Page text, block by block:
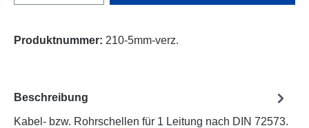
Produktnummer: 210-5mm-verz.
Beschreibung
Kabel- bzw. Rohrschellen für 1 Leitung nach DIN 72573.